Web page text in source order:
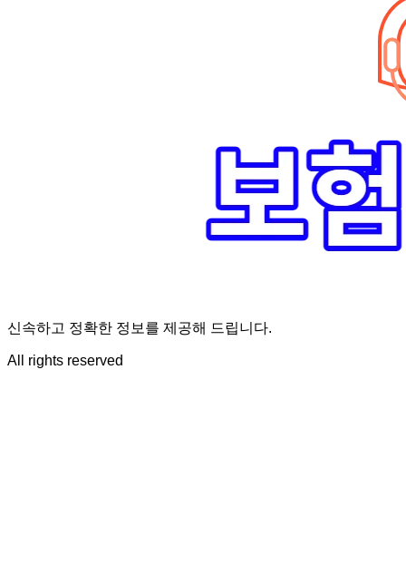
신속하고 정확한 정보를 제공해 드립니다.
All rights reserved